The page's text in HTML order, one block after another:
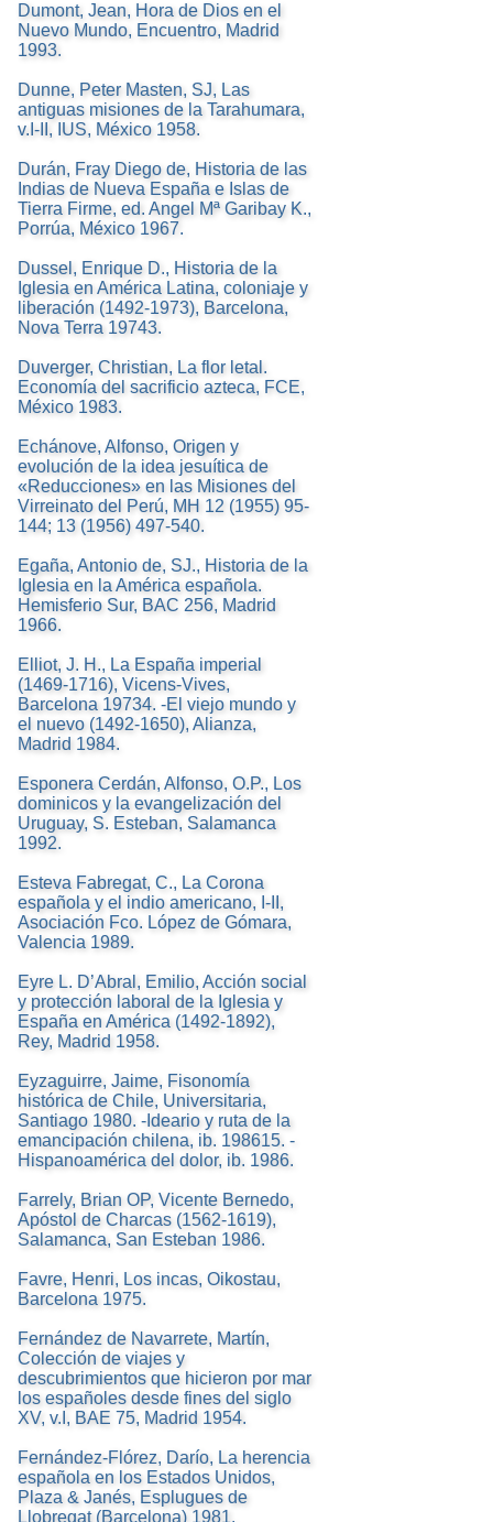
Dumont, Jean, Hora de Dios en el
Nuevo Mundo, Encuentro, Madrid
1993.
Dunne, Peter Masten, SJ, Las
antiguas misiones de la Tarahumara,
v.I-II, IUS, México 1958.
Durán, Fray Diego de, Historia de las
Indias de Nueva España e Islas de
Tierra Firme, ed. Angel Mª Garibay K.,
Porrúa, México 1967.
Dussel, Enrique D., Historia de la
Iglesia en América Latina, coloniaje y
liberación (1492-1973), Barcelona,
Nova Terra 19743.
Duverger, Christian, La flor letal.
Economía del sacrificio azteca, FCE,
México 1983.
Echánove, Alfonso, Origen y
evolución de la idea jesuítica de
«Reducciones» en las Misiones del
Virreinato del Perú, MH 12 (1955) 95-
144; 13 (1956) 497-540.
Egaña, Antonio de, SJ., Historia de la
Iglesia en la América española.
Hemisferio Sur, BAC 256, Madrid
1966.
Elliot, J. H., La España imperial
(1469-1716), Vicens-Vives,
Barcelona 19734. -El viejo mundo y
el nuevo (1492-1650), Alianza,
Madrid 1984.
Esponera Cerdán, Alfonso, O.P., Los
dominicos y la evangelización del
Uruguay, S. Esteban, Salamanca
1992.
Esteva Fabregat, C., La Corona
española y el indio americano, I-II,
Asociación Fco. López de Gómara,
Valencia 1989.
Eyre L. D’Abral, Emilio, Acción social
y protección laboral de la Iglesia y
España en América (1492-1892),
Rey, Madrid 1958.
Eyzaguirre, Jaime, Fisonomía
histórica de Chile, Universitaria,
Santiago 1980. -Ideario y ruta de la
emancipación chilena, ib. 198615. -
Hispanoamérica del dolor, ib. 1986.
Farrely, Brian OP, Vicente Bernedo,
Apóstol de Charcas (1562-1619),
Salamanca, San Esteban 1986.
Favre, Henri, Los incas, Oikostau,
Barcelona 1975.
Fernández de Navarrete, Martín,
Colección de viajes y
descubrimientos que hicieron por mar
los españoles desde fines del siglo
XV, v.I, BAE 75, Madrid 1954.
Fernández-Flórez, Darío, La herencia
española en los Estados Unidos,
Plaza & Janés, Esplugues de
Llobregat (Barcelona) 1981.